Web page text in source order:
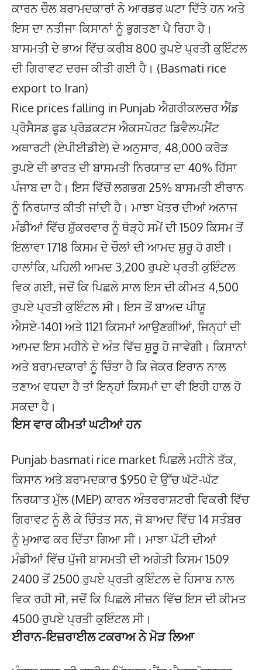
ਕਾਰਨ ਚੌਲ ਬਰਾਮਦਕਾਰਾਂ ਨੇ ਆਰਡਰ ਘਟਾ ਦਿੱਤੇ ਹਨ ਅਤੇ
ਇਸ ਦਾ ਨਤੀਜਾ ਕਿਸਾਨਾਂ ਨੂੰ ਭੁਗਤਣਾ ਪੈ ਰਿਹਾ ਹੈ।
ਬਾਸਮਤੀ ਦੇ ਭਾਅ ਵਿੱਚ ਕਰੀਬ 800 ਰੁਪਏ ਪ੍ਰਤੀ ਕੁਇੰਟਲ
ਦੀ ਗਿਰਾਵਟ ਦਰਜ ਕੀਤੀ ਗਈ ਹੈ। (Basmati rice
export to Iran)
Rice prices falling in Punjab ਐਗਰੀਕਲਚਰ ਐਂਡ
ਪ੍ਰੋਸੈਸਡ ਫੂਡ ਪ੍ਰੋਡਕਟਸ ਐਕਸਪੋਰਟ ਡਿਵੈਲਪਮੈਂਟ
ਅਥਾਰਟੀ (ਏਪੀਈਡੀਏ) ਦੇ ਅਨੁਸਾਰ, 48,000 ਕਰੋੜ
ਰੁਪਏ ਦੀ ਭਾਰਤ ਦੀ ਬਾਸਮਤੀ ਨਿਰਯਾਤ ਦਾ 40% ਹਿੱਸਾ
ਪੰਜਾਬ ਦਾ ਹੈ। ਇਸ ਵਿੱਚੋਂ ਲਗਭਗ 25% ਬਾਸਮਤੀ ਈਰਾਨ
ਨੂੰ ਨਿਰਯਾਤ ਕੀਤੀ ਜਾਂਦੀ ਹੈ। ਮਾਝਾ ਖੇਤਰ ਦੀਆਂ ਅਨਾਜ
ਮੰਡੀਆਂ ਵਿੱਚ ਸ਼ੁੱਕਰਵਾਰ ਨੂੰ ਥੋੜ੍ਹੇ ਸਮੇਂ ਦੀ 1509 ਕਿਸਮ ਤੋਂ
ਇਲਾਵਾ 1718 ਕਿਸਮ ਦੇ ਚੌਲਾਂ ਦੀ ਆਮਦ ਸ਼ੁਰੂ ਹੋ ਗਈ।
ਹਾਲਾਂਕਿ, ਪਹਿਲੀ ਆਮਦ 3,200 ਰੁਪਏ ਪ੍ਰਤੀ ਕੁਇੰਟਲ
ਵਿਕ ਗਈ, ਜਦੋਂ ਕਿ ਪਿਛਲੇ ਸਾਲ ਇਸ ਦੀ ਕੀਮਤ 4,500
ਰੁਪਏ ਪ੍ਰਤੀ ਕੁਇੰਟਲ ਸੀ। ਇਸ ਤੋਂ ਬਾਅਦ ਪੀਯੂ
ਐਸਏ-1401 ਅਤੇ 1121 ਕਿਸਮਾਂ ਆਉਣਗੀਆਂ, ਜਿਨ੍ਹਾਂ ਦੀ
ਆਮਦ ਇਸ ਮਹੀਨੇ ਦੇ ਅੰਤ ਵਿੱਚ ਸ਼ੁਰੂ ਹੋ ਜਾਵੇਗੀ। ਕਿਸਾਨਾਂ
ਅਤੇ ਬਰਾਮਦਕਾਰਾਂ ਨੂੰ ਚਿੰਤਾ ਹੈ ਕਿ ਜੇਕਰ ਇਰਾਨ ਨਾਲ
ਤਣਾਅ ਵਧਦਾ ਹੈ ਤਾਂ ਇਨ੍ਹਾਂ ਕਿਸਮਾਂ ਦਾ ਵੀ ਇਹੀ ਹਾਲ ਹੋ
ਸਕਦਾ ਹੈ।
ਇਸ ਵਾਰ ਕੀਮਤਾਂ ਘਟੀਆਂ ਹਨ
Punjab basmati rice market ਪਿਛਲੇ ਮਹੀਨੇ ਤੱਕ,
ਕਿਸਾਨ ਅਤੇ ਬਰਾਮਦਕਾਰ $950 ਦੇ ਉੱਚ ਘੱਟੋ-ਘੱਟ
ਨਿਰਯਾਤ ਮੁੱਲ (MEP) ਕਾਰਨ ਅੰਤਰਰਾਸ਼ਟਰੀ ਵਿਕਰੀ ਵਿੱਚ
ਗਿਰਾਵਟ ਨੂੰ ਲੈ ਕੇ ਚਿੰਤਤ ਸਨ, ਜੋ ਬਾਅਦ ਵਿੱਚ 14 ਸਤੰਬਰ
ਨੂੰ ਮੁਆਫ ਕਰ ਦਿੱਤਾ ਗਿਆ ਸੀ। ਮਾਝਾ ਪੱਟੀ ਦੀਆਂ
ਮੰਡੀਆਂ ਵਿੱਚ ਪੁੱਜੀ ਬਾਸਮਤੀ ਦੀ ਅਗੇਤੀ ਕਿਸਮ 1509
2400 ਤੋਂ 2500 ਰੁਪਏ ਪ੍ਰਤੀ ਕੁਇੰਟਲ ਦੇ ਹਿਸਾਬ ਨਾਲ
ਵਿਕ ਰਹੀ ਸੀ, ਜਦੋਂ ਕਿ ਪਿਛਲੇ ਸੀਜ਼ਨ ਵਿੱਚ ਇਸ ਦੀ ਕੀਮਤ
4500 ਰੁਪਏ ਪ੍ਰਤੀ ਕੁਇੰਟਲ ਸੀ।
ਈਰਾਨ-ਇਜ਼ਰਾਈਲ ਟਕਰਾਅ ਨੇ ਮੋੜ ਲਿਆ